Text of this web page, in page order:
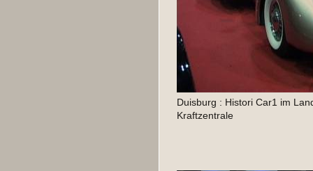
Duisburg : Histori Car1 im
Kraftzentrale